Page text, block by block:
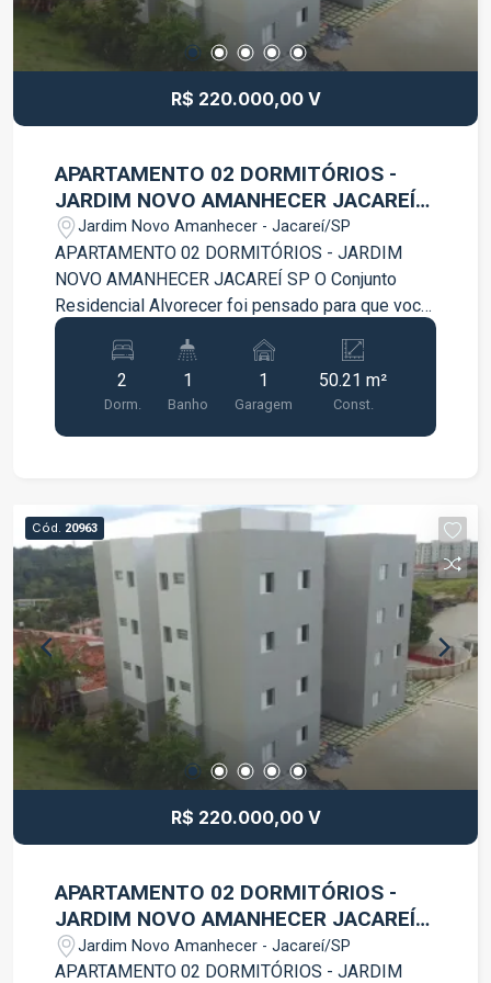
R$ 220.000,00 V
APARTAMENTO 02 DORMITÓRIOS -
JARDIM NOVO AMANHECER JACAREÍ
SPJardim Novo Amanhecer - Jacareí/SP
APARTAMENTO 02 DORMITÓRIOS - JARDIM
NOVO AMANHECER JACAREÍ SP O Conjunto
Residencial Alvorecer foi pensado para que você
e sua família construam memórias. Um espaço
que agrega qualidade de vida e bem estar,
proporcionando tranquilidade em habitar. Contem:
- 02 Dormitórios; - Sala ampla e arejada; -
Cozinha; - Área de Serviço; - Garagem. Agende já
2
Dorm.
1
Banho
1
Garagem
50.21 m²
Const.
Cód. 20963
R$ 220.000,00 V
APARTAMENTO 02 DORMITÓRIOS -
JARDIM NOVO AMANHECER JACAREÍ
SPJardim Novo Amanhecer - Jacareí/SP
APARTAMENTO 02 DORMITÓRIOS - JARDIM